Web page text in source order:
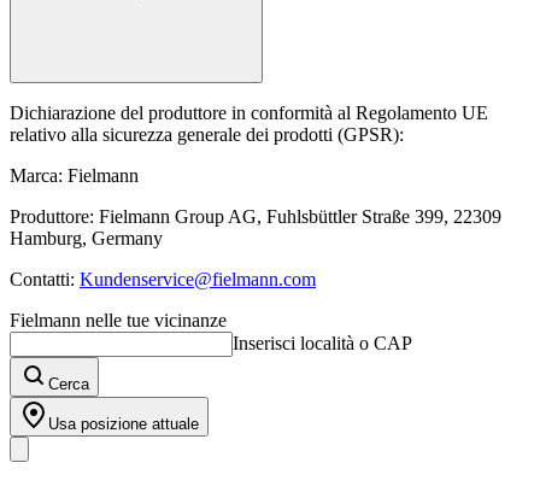
Dichiarazione del produttore in conformità al Regolamento UE
relativo alla sicurezza generale dei prodotti (GPSR):
Marca: Fielmann
Produttore: Fielmann Group AG, Fuhlsbüttler Straße 399, 22309
Hamburg, Germany
Contatti: Kundenservice@fielmann.com
Fielmann nelle tue vicinanze
Inserisci località o CAP
Cerca
Usa posizione attuale